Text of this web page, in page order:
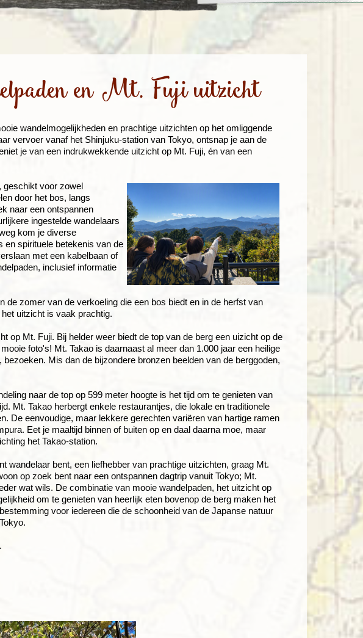
Malediven
en Mt. Fuji uitzicht
wandelmogelijkheden en prachtige uitzichten op het omliggende
vervoer vanaf het Shinjuku-station van Tokyo, ontsnap je aan de
je van een indrukwekkende uitzicht op Mt. Fuji, én van een
geschikt voor zowel
door het bos, langs
naar een ontspannen
ingestelde wandelaars
kom je diverse
en spirituele betekenis van de
met een kabelbaan of
inclusief informatie
de zomer van de verkoeling die een bos biedt en in de herfst van
uitzicht is vaak prachtig.
op Mt. Fuji. Bij helder weer biedt de top van de berg een uizicht op de
foto's! Mt. Takao is daarnaast al meer dan 1.000 jaar een heilige
Mis dan de bijzondere bronzen beelden van de berggoden,
naar de top op 599 meter hoogte is het tijd om te genieten van
Mt. Takao herbergt enkele restaurantjes, die lokale en traditionele
De eenvoudige, maar lekkere gerechten variëren van hartige ramen
Eet je maaltijd binnen of buiten op en daal daarna moe, maar
het Takao-station.
wandelaar bent, een liefhebber van prachtige uitzichten, graag Mt.
op zoek bent naar een ontspannen dagtrip vanuit Tokyo; Mt.
wat wils. De combinatie van mooie wandelpaden, het uitzicht op
om te genieten van heerlijk eten bovenop de berg maken het
voor iedereen die de schoonheid van de Japanse natuur